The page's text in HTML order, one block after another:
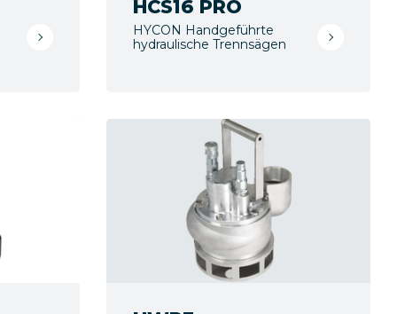
HCS16 PRO
HYCON Handgeführte
hydraulische Trennsägen